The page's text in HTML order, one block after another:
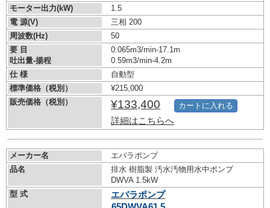
モーター出力(kW)
1.5
電 源(V)
三相 200
周波数(Hz)
50
要 目
吐出量-揚程
0.065m3/min-17.1m
0.59m3/min-4.2m
仕 様
自動型
標準価格（税別）
¥215,000
販売価格（税別）
¥133,400
詳細はこちらへ
カートに入れる
メーカー名
エバラポンプ
品名
排水 樹脂製 汚水汚物用水中ポンプ
DWVA 1.5kW
型 式
エバラポンプ